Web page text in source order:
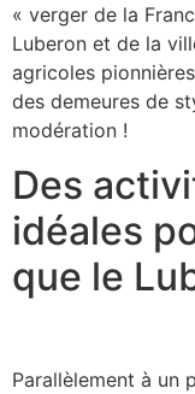
« verger de la
Luberon et de la
agricoles
des demeures de
modération !
Des
idéales
que le
Parallèlement à un